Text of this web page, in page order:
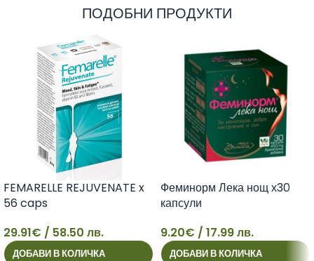
ПОДОБНИ ПРОДУКТИ
29
FEMARELLE REJUVENATE x
56 caps
29.91€ / 58.50 лв.
ДОБАВИ В КОЛИЧКА
9
Феминорм Лека нощ х30
капсули
9.20€ / 17.99 лв.
ДОБАВИ В КОЛИЧКА